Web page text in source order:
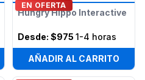
EN OFERTA
Hungry Hippo Interactive
Desde: $975 1-4 horas
AÑADIR AL CARRITO